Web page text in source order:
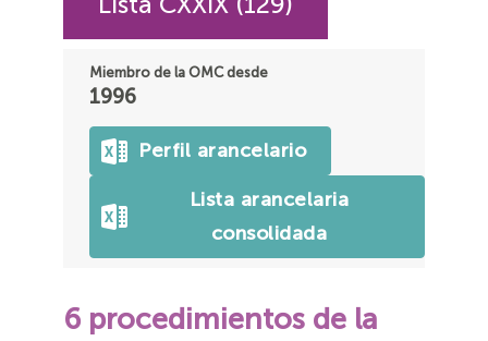
Miembro de la OMC desde
1996
Perfil arancelario
Lista arancelaria
consolidada
6 procedimientos de la